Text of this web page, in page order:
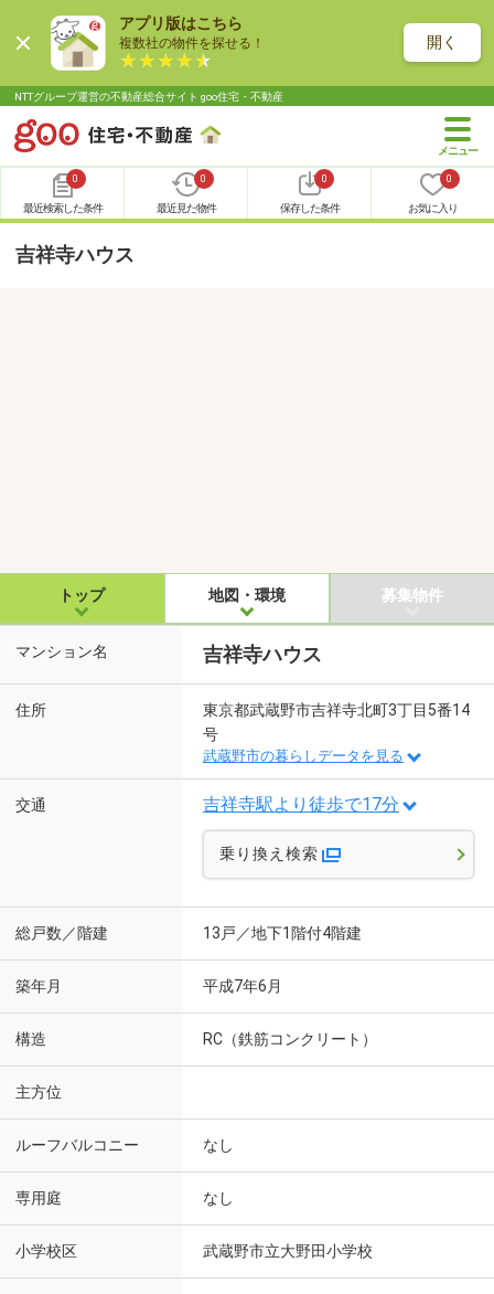
アプリ版はこちら
複数社の物件を探せる！ 開く
NTTグループ運営の不動産総合サイト goo住宅・不動産
0
最近検索した条件
0
最近見た物件
0
保存した条件
0
お気に入り
吉祥寺ハウス
トップ 地図・環境 募集物件
マンション名 吉祥寺ハウス
住所
東京都武蔵野市吉祥寺北町3丁目5番14
号
武蔵野市の暮らしデータを見る
交通 吉祥寺駅より徒歩で17分
乗り換え検索
総戸数／階建 13戸／地下1階付4階建
築年月 平成7年6月
構造 RC（鉄筋コンクリート）
主方位
ルーフバルコニー なし
専用庭 なし
小学校区 武蔵野市立大野田小学校